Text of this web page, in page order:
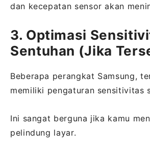
dan kecepatan sensor akan
3. Optimasi
Sentuhan (Jika
Beberapa perangkat Samsung,
memiliki pengaturan sensitivitas
Ini sangat berguna jika kamu
pelindung layar.